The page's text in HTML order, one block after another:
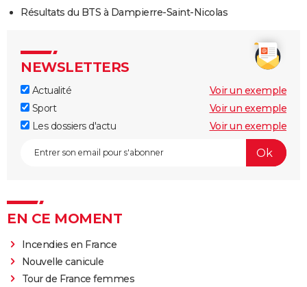
Résultats du BTS à Dampierre-Saint-Nicolas
NEWSLETTERS
Actualité
Voir un exemple
Sport
Voir un exemple
Les dossiers d'actu
Voir un exemple
EN CE MOMENT
Incendies en France
Nouvelle canicule
Tour de France femmes